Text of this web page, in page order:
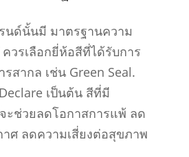
นด์นั้นมี มาตรฐานความ
วรเลือกยี่ห้อสีที่ได้รับการ
สากล เช่น Green Seal.
เป็นต้น สีที่มี
ะช่วยลดโอกาสการแพ้ ลด
าศ ลดความเสี่ยงต่อสุขภาพ